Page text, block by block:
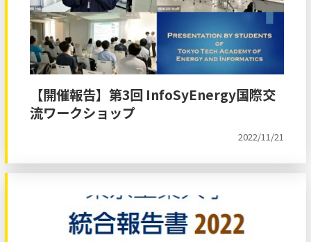
【開催報告】第3回 InfoSyEnergy国際交
流ワークショップ
2022/11/21